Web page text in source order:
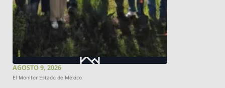
AGOSTO 9, 2026
El Monitor Estado de México